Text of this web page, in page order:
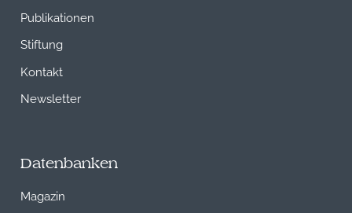
Publikationen
Stiftung
Kontakt
Newsletter
Datenbanken
Magazin